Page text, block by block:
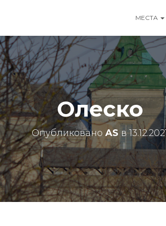
МЕСТА
Олеско
Опубликовано AS в